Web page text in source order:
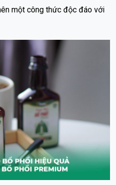
một công thức độc đáo với